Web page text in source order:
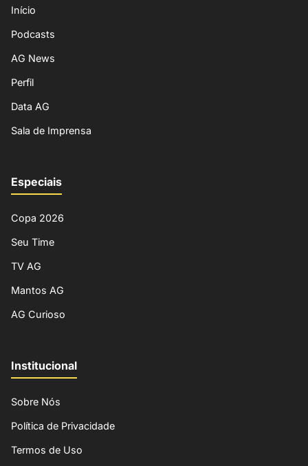
Início
Podcasts
AG News
Perfil
Data AG
Sala de Imprensa
Especiais
Copa 2026
Seu Time
TV AG
Mantos AG
AG Curioso
Institucional
Sobre Nós
Política de Privacidade
Termos de Uso